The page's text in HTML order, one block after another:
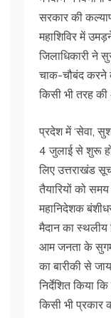
सरकार की
महाशिविर में
जिलाधिकारी ने
चाक-चौबंद करने
किसी भी तरह की
प्रदेश में ‘सेवा,
4 जुलाई से शुरू
लिए उत्तराखंड
तैयारियों को
महानिदेशक
मैदान का स्थलीय
आम जनता के
का बारीकी से
निर्देशित किया
किसी भी प्रकार